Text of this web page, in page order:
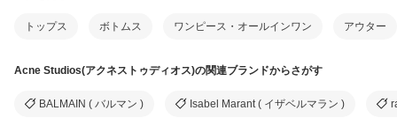
トップス ボトムス ワンピース・オールインワン アウター
Acne Studios(アクネストゥディオス)の関連ブランドからさがす
BALMAIN ( バルマン ) Isabel Marant ( イザベルマラン )